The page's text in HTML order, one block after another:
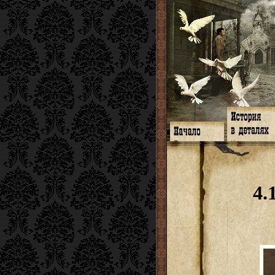
Главная
Программа
Форум
Facebook
Гостевая
Книги
Галереи
Музыка
Видео
Субтитры
Заметки
Мысли